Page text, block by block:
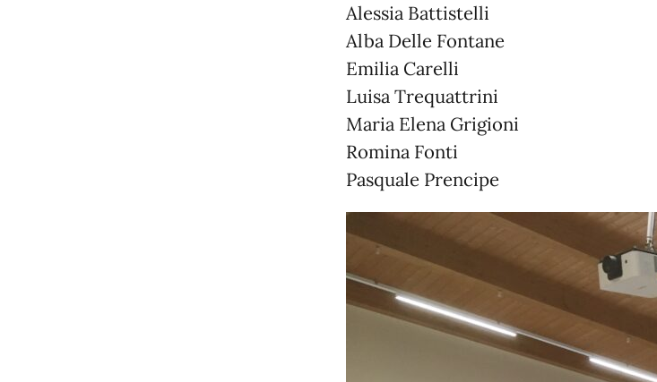
Alessia Battistelli
Alba Delle Fontane
Emilia Carelli
Luisa Trequattrini
Maria Elena Grigioni
Romina Fonti
Pasquale Prencipe